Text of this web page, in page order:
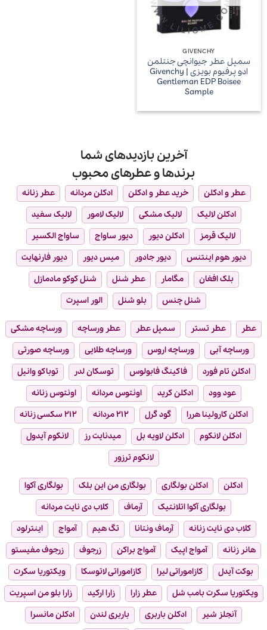
GIVENCHY
سمپل عطر جیوانچی جنتلمن
ادو پرفیوم بویزی | Givenchy
Gentleman EDP Boisee
Sample
آخرین بازدیدهای شما
برندها و عطرهای محبوب
عطر و ادکلن خرید عطر و ادکلن ادکلن مردانه
عطر زنانه
ادکلن لالیک
لالیک مشکی لالیک لامور
لالیک سفید
لالیک قرمز
ادکلن دیور دیور ساواج
ساواج الکسیر
دیور هوم اینتنس
دیور جادور میس دیور
دیور فارنهایت
بلک افغان
مگامار عطر شنل
شنل کوکو مادمازل
شنل چنس
بلو شنل الور اسپرت
عطر عطر تستر سمپل عطر عطر ورساچه
ورساچه مشکی
ورساچه آبی
ورساچه اروس ورساچه طلایی
ورساچه صورتی
ادکلن تام فورد
فاکینگ فابولوس توسکان لدر
توباکو وانیل
عود وود
ادکلن کرید اونتوس مردانه
اونتوس زنانه
ادکلن کارولینا هررا
گود گرل ۲۱۲ مردانه
۲۱۲ سکسی زنانه
ادکلن لانکوم
ادکلن لاویه بل میدنایت رز
لانکوم آیدول
لانکوم ترزور
ادکلن ادکلن بولگاری بولگاری من این بلک
بولگاری آکوا
بولگاری آکوا اتلانتیک
آرماف
کلاب دی نایت مردانه
کلاب دی نایت زنانه
آرماف ونتانا تگ هیم آمواج
اینترلود
هانر زنانه
آمواج اپیک آمواج براکن زرجوف
زرجوف مفیستو
بوکت آیدل
کازاموراتی لیرا کازاموراتی لاتوسکا
ویکتوریا سکرت
ویکتوریا سکرت بامب شل
عطر زارا زارا ارکید
زارا بلو من اسپریت
آنجلز شیر
ادکلن باربری باربری لندن
ادکلن مانسرا